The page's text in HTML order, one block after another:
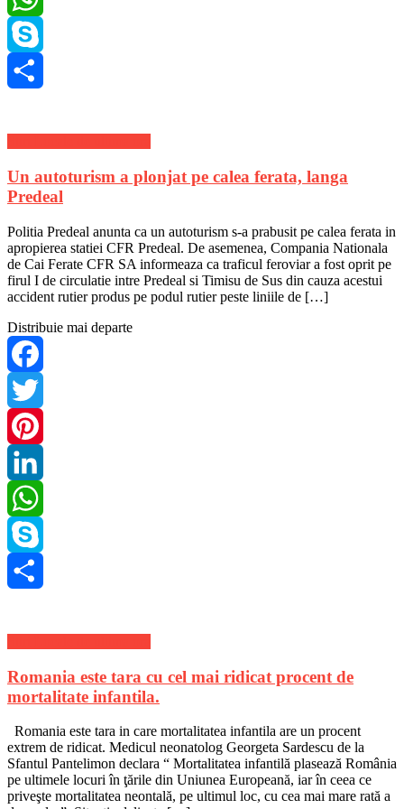
WhatsApp
Skype
Un autoturism a plonjat pe calea ferata, langa
Predeal
Politia Predeal anunta ca un autoturism s-a prabusit pe calea ferata in
apropierea statiei CFR Predeal. De asemenea, Compania Nationala
de Cai Ferate CFR SA informeaza ca traficul feroviar a fost oprit pe
firul I de circulatie intre Predeal si Timisu de Sus din cauza acestui
accident rutier produs pe podul rutier peste liniile de […]
Distribuie mai departe
Facebook
Twitter
Pinterest
LinkedIn
WhatsApp
Skype
Romania este tara cu cel mai ridicat procent de
mortalitate infantila.
Romania este tara in care mortalitatea infantila are un procent
extrem de ridicat. Medicul neonatolog Georgeta Sardescu de la
Sfantul Pantelimon declara “ Mortalitatea infantilă plasează România
pe ultimele locuri în ţările din Uniunea Europeană, iar în ceea ce
priveşte mortalitatea neontală, pe ultimul loc, cu cea mai mare rată a